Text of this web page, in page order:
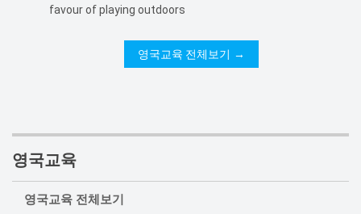
favour of playing outdoors
영국교육 전체보기
영국교육
영국교육 전체보기